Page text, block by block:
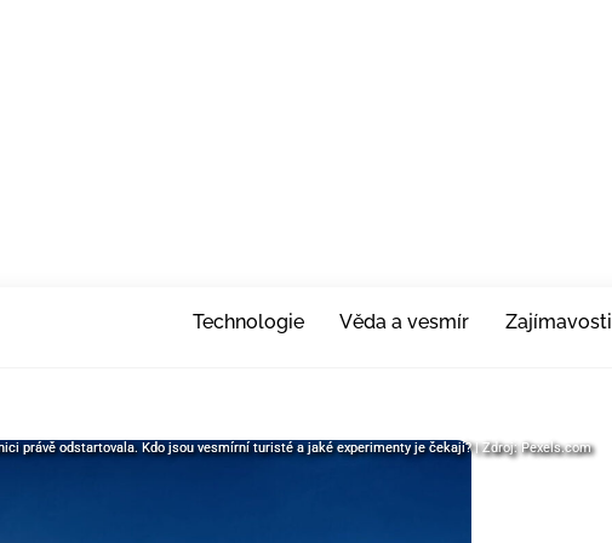
Technologie Věda a vesmír Zajímavosti
právě odstartovala. Kdo jsou vesmírní turisté a jaké experimenty je čekají? | Zdroj: Pexels.com
právě odstartovala. Kdo jsou vesmírní turisté a jaké experimenty je čekají? | Zdroj: Pexels.com